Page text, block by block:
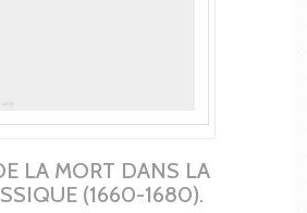
LA MORT DANS LA
(1660-1680).